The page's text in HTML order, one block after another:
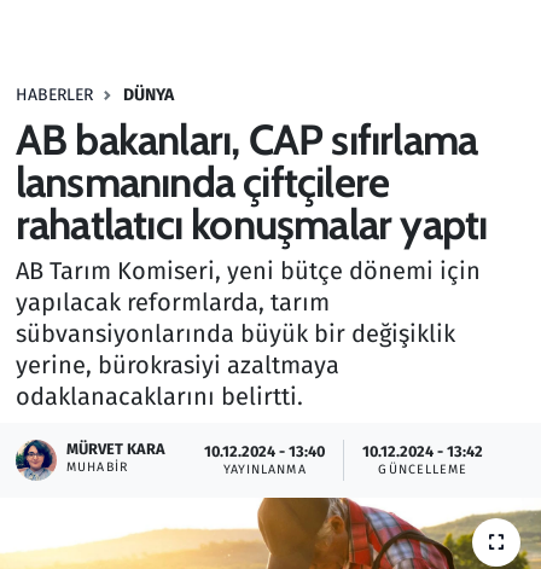
HABERLER DÜNYA
AB bakanları, CAP sıfırlama
lansmanında çiftçilere
rahatlatıcı konuşmalar yaptı
AB Tarım Komiseri, yeni bütçe dönemi için
yapılacak reformlarda, tarım
sübvansiyonlarında büyük bir değişiklik
yerine, bürokrasiyi azaltmaya
odaklanacaklarını belirtti.
MÜRVET KARA
MUHABIR
10.12.2024 - 13:40
YAYINLANMA
10.12.2024 - 13:42
GÜNCELLEME
Haber
Kurumsal Haberler
Lezzet Durağı
Memur ve Kamu
Otomobil
Oyun
Ramazan